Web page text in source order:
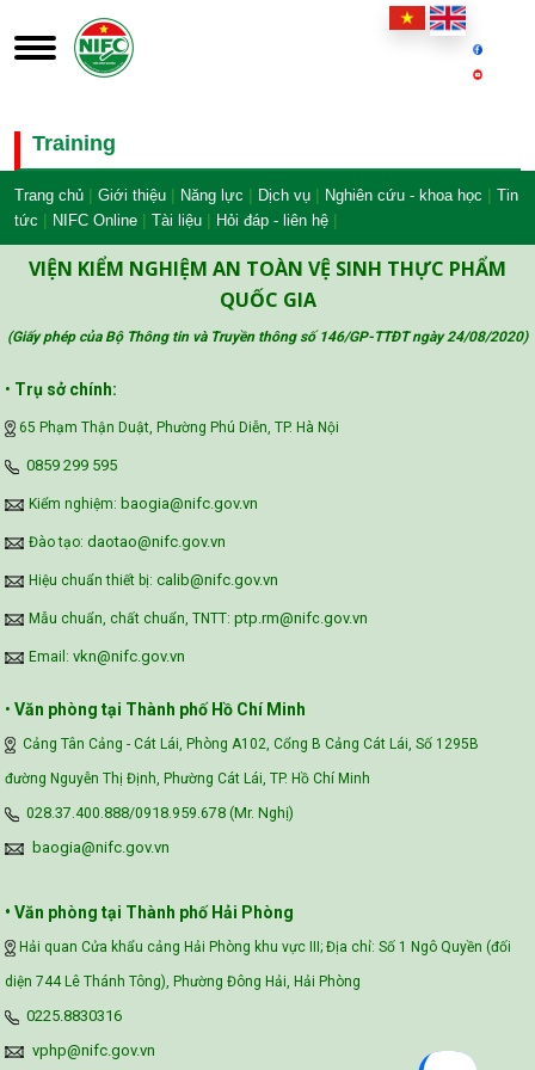
Training
Trang chủ | Giới thiệu | Năng lực | Dịch vụ | Nghiên cứu - khoa học | Tin
tức | NIFC Online | Tài liệu | Hỏi đáp - liên hệ |
VIỆN KIỂM NGHIỆM AN TOÀN VỆ SINH THỰC PHẨM
QUỐC GIA
(Giấy phép của Bộ Thông tin và Truyền thông số 146/GP-TTĐT ngày 24/08/2020)
• Trụ sở chính:
65 Phạm Thận Duật, Phường Phú Diễn, TP. Hà Nội
‪0859 299 595‬
Kiểm nghiệm: baogia@nifc.gov.vn
Đào tạo: daotao@nifc.gov.vn
Hiệu chuẩn thiết bị: calib@nifc.gov.vn
Mẫu chuẩn, chất chuẩn, TNTT: ptp.rm@nifc.gov.vn
Email: vkn@nifc.gov.vn
• Văn phòng tại Thành phố Hồ Chí Minh
Cảng Tân Cảng - Cát Lái, Phòng A102, Cổng B Cảng Cát Lái, Số 1295B
đường Nguyễn Thị Định, Phường Cát Lái, TP. Hồ Chí Minh
028.37.400.888/0918.959.678 (Mr. Nghị)
baogia@nifc.gov.vn
• Văn phòng tại Thành phố Hải Phòng
Hải quan Cửa khẩu cảng Hải Phòng khu vực III; Địa chỉ: Số 1 Ngô Quyền (đối
diện 744 Lê Thánh Tông), Phường Đông Hải, Hải Phòng
0225.8830316
vphp@nifc.gov.vn